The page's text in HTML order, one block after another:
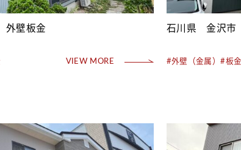
壁板金
VIEW MORE
石川県 金沢市
#外壁（金属）#板金